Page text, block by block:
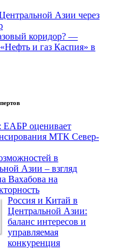
Азии через
коридор? —
и газ Каспия» в
ЕАБР оценивает
МТК Север-
в
Азии – взгляд
Вахабова на
Россия и Китай в
Центральной Азии:
баланс интересов и
управляемая
конкуренция